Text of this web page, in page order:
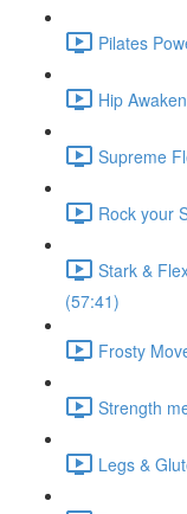
Pilates
Hip
Supreme
Rock your
Stark &
(57:41)
Frosty
Strength
Legs &